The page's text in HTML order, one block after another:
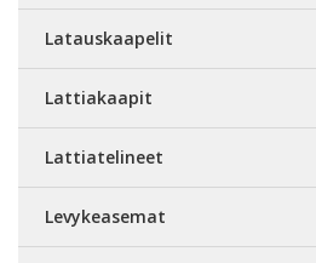
Latauskaapelit
Lattiakaapit
Lattiatelineet
Levykeasemat